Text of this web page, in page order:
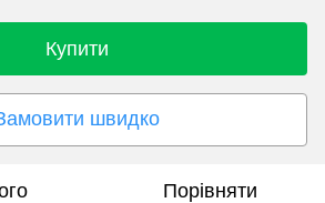
Купити
швидко
Порівняти